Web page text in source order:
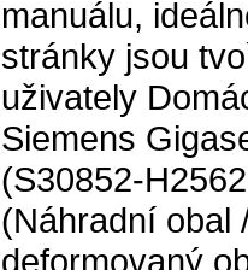
manuálu,
stránky jsou
uživately
Siemens
(S30852-
(Náhradní obal
deformovaný